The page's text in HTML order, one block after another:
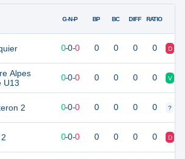
Alpes
U13
2
G-N-P BP BC DIFF RATIO
0-0-0 0 0 0 0 D
0 0-0-0 0 0 0 0 V
0 0-0-0 0 0 0 0 ?
0-0-0 0 0 0 0 D